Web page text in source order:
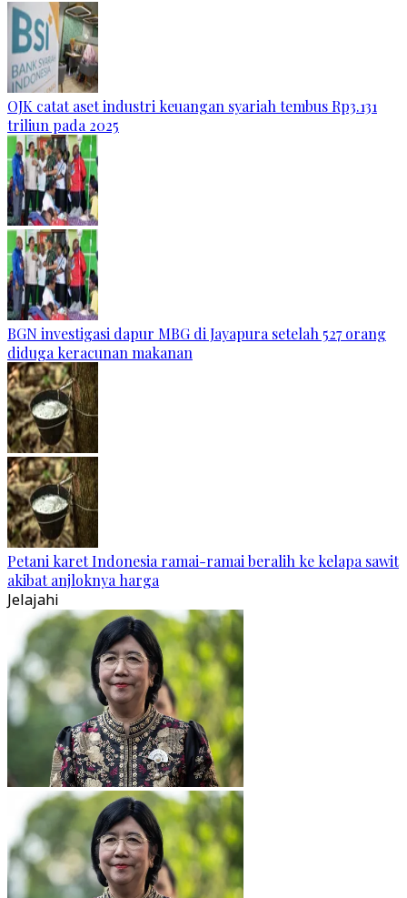
OJK catat aset industri keuangan syariah tembus Rp3.131
triliun pada 2025
BGN investigasi dapur MBG di Jayapura setelah 527 orang
diduga keracunan makanan
Petani karet Indonesia ramai-ramai beralih ke kelapa sawit
akibat anjloknya harga
Jelajahi